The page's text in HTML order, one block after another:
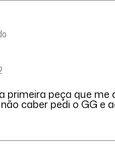
primeira peça que me
caber pedi o GG e